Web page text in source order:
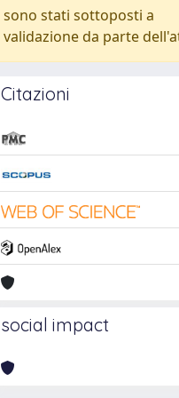
sono stati sottoposti a
validazione da parte
Citazioni
social impact